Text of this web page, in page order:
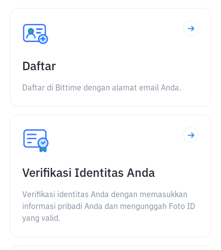
Daftar
Daftar di Bittime dengan alamat email Anda.
Verifikasi Identitas Anda
Verifikasi identitas Anda dengan memasukkan
informasi pribadi Anda dan mengunggah Foto ID
yang valid.